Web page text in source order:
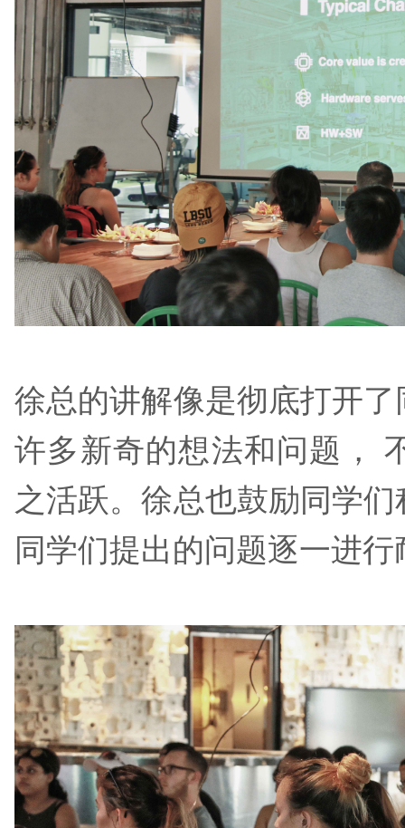
徐总的讲解像是彻底打开了
许多新奇的想法和问题，
之活跃。徐总也鼓励同学们积
同学们提出的问题逐一进